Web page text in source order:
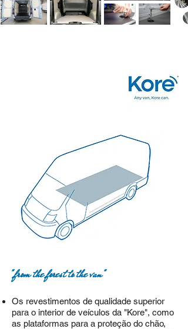
"from the forest to the van"
Os revestimentos de qualidade superior
para o interior de veículos da "Kore", como
as plataformas para a proteção do chão,